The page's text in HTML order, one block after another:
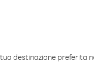
destinazione preferita